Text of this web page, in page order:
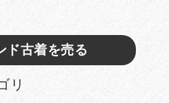
ド古着を売る
リ